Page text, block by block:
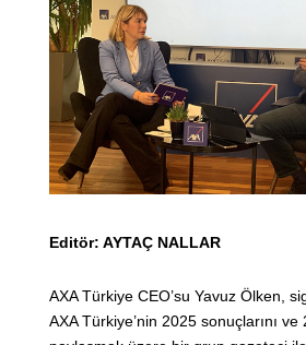
Editör: AYTAÇ NALLAR
AXA Türkiye CEO’su Yavuz Ölken,
AXA Türkiye’nin 2025 sonuçlarını